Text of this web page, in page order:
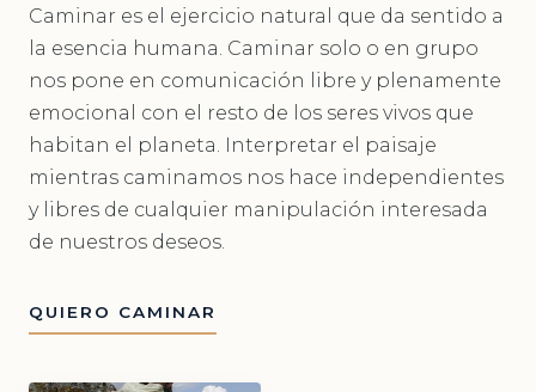
Caminar es el ejercicio natural que da sentido a
la esencia humana. Caminar solo o en grupo
nos pone en comunicación libre y plenamente
emocional con el resto de los seres vivos que
habitan el planeta. Interpretar el paisaje
mientras caminamos nos hace independientes
y libres de cualquier manipulación interesada
de nuestros deseos.
QUIERO CAMINAR